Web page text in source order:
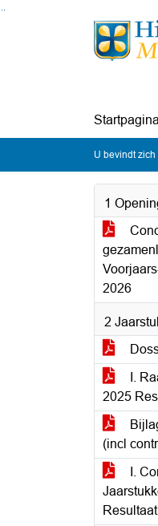
Ga naar de inhoud van
Ga naar het zoeken
Ga naar het menu
Startpagina
U bevindt zich
1
2026
2
I.
2025
(incl
I.